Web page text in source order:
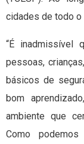
cidades de todo o
“É inadmissível
pessoas,
básicos de
bom
ambiente que
Como